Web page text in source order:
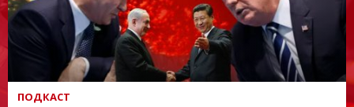
ПОДКАСТ